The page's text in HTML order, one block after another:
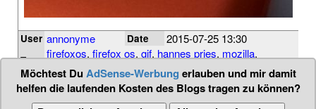
User annonyme Date 2015-07-25 13:30
Tags firefoxos, firefox os, gif, hannes pries, mozilla,
smartphone, webm
Möchtest DuAdSense-Werbung erlauben und mir damit
helfen die laufenden Kosten des Blogs tragen zu können?